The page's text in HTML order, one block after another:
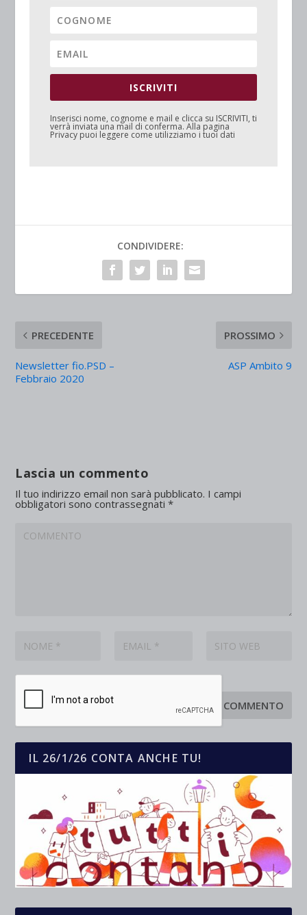
ISCRIVITI
Inserisci nome, cognome e mail e clicca su ISCRIVITI, ti
verrà inviata una mail di conferma. Alla pagina
Privacypuoi leggere come utilizziamo i tuoi dati
CONDIVIDERE:
PRECEDENTE
Newsletter fio.PSD –
Febbraio 2020
PROSSIMO
ASP Ambito 9
Lascia un commento
Il tuo indirizzo email non sarà pubblicato. I campi
obbligatori sono contrassegnati*
IL 26/1/26 CONTA ANCHE TU!